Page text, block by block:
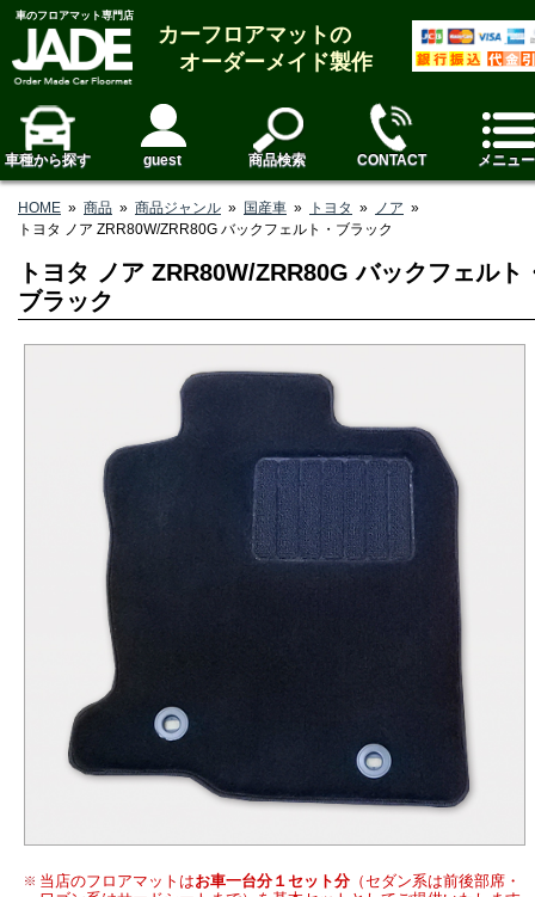
車のフロアマット専門店
カーフロアマットの
オーダーメイド製作
車種から探す guest 商品検索 CONTACT メニュー
HOME » 商品 » 商品ジャンル » 国産車 » トヨタ » ノア »
トヨタ ノア ZRR80W/ZRR80G バックフェルト・ブラック
トヨタ ノア ZRR80W/ZRR80G バックフェルト
ブラック
当店のフロアマットはお車一台分１セット分（セダン系は前後部席・